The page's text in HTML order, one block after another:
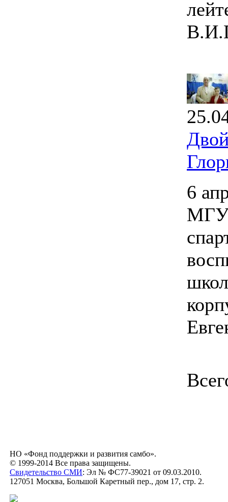
6
НО «Фонд поддержки и развития самбо».
© 1999-2014 Все права защищены.
Свидетельство СМИ: Эл № ФС77-39021 от 09.03.2010.
127051 Москва, Большой Каретный пер., дом 17, стр. 2.